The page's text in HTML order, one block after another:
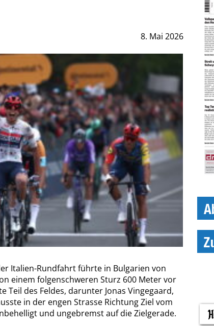
8. Mai 2026
Italien-Rundfahrt führte in Bulgarien von
einem folgenschweren Sturz 600 Meter vor
des Feldes, darunter Jonas Vingegaard,
in der engen Strasse Richtung Ziel vom
und ungebremst auf die Zielgerade.